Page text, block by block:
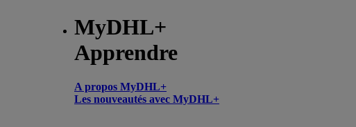
MyDHL+
Apprendre
A propos MyDHL+
Les nouveautés avec MyDHL+